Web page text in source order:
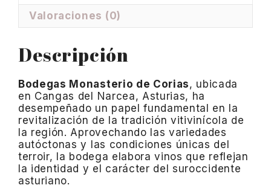
Valoraciones (0)
Descripción
Bodegas Monasterio de Corias, ubicada
en Cangas del Narcea, Asturias, ha
desempeñado un papel fundamental en la
revitalización de la tradición vitivinícola de
la región. Aprovechando las variedades
autóctonas y las condiciones únicas del
terroir, la bodega elabora vinos que reflejan
la identidad y el carácter del suroccidente
asturiano.